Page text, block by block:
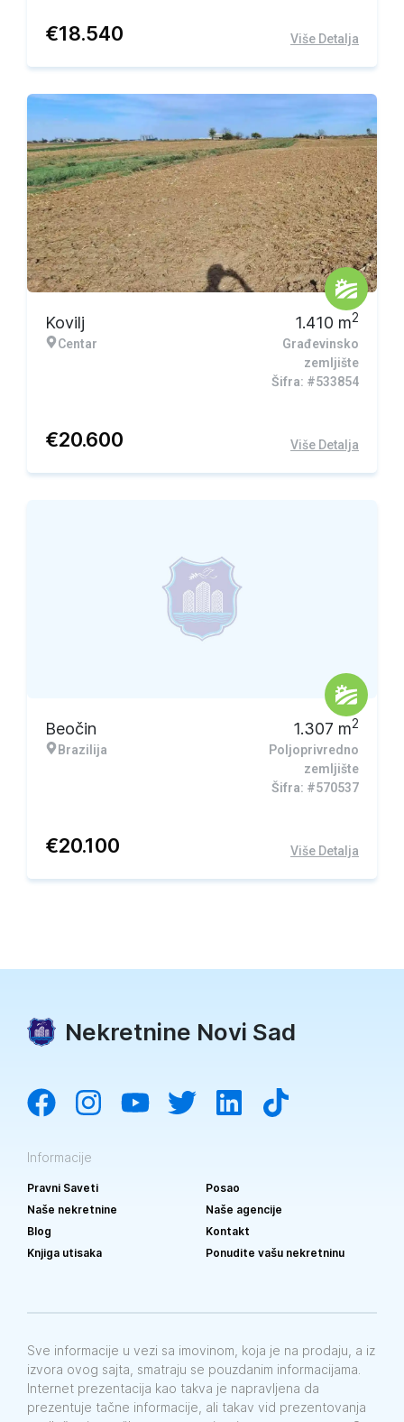
€18.540 Više Detalja
Kovilj
Centar
1.410 m2
Građevinsko
zemljište
Šifra: #533854
€20.600 Više Detalja
Beočin
Brazilija
1.307 m2
Poljoprivredno
zemljište
Šifra: #570537
€20.100 Više Detalja
Nekretnine Novi Sad
Informacije
Pravni Saveti
Posao
Naše nekretnine
Naše agencije
Blog
Kontakt
Knjiga utisaka
Ponudite vašu nekretninu
Sve informacije u vezi sa imovinom, koja je na prodaju, a iz
izvora ovog sajta, smatraju se pouzdanim informacijama.
Internet prezentacija kao takva je napravljena da
prezentuje tačne informacije, ali takav vid prezentovanja